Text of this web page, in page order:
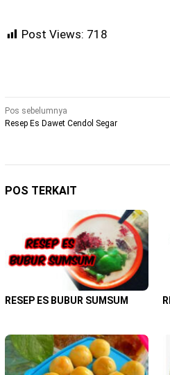
Post Views: 718
Navigasi
pos
Pos sebelumnya
Resep Es Dawet Cendol Segar
POS TERKAIT
RESEP ES BUBUR SUMSUM